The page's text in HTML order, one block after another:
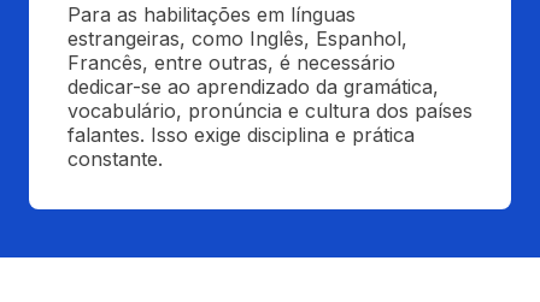
Para as habilitações em línguas
estrangeiras, como Inglês, Espanhol,
Francês, entre outras, é necessário
dedicar-se ao aprendizado da gramática,
vocabulário, pronúncia e cultura dos países
falantes. Isso exige disciplina e prática
constante.